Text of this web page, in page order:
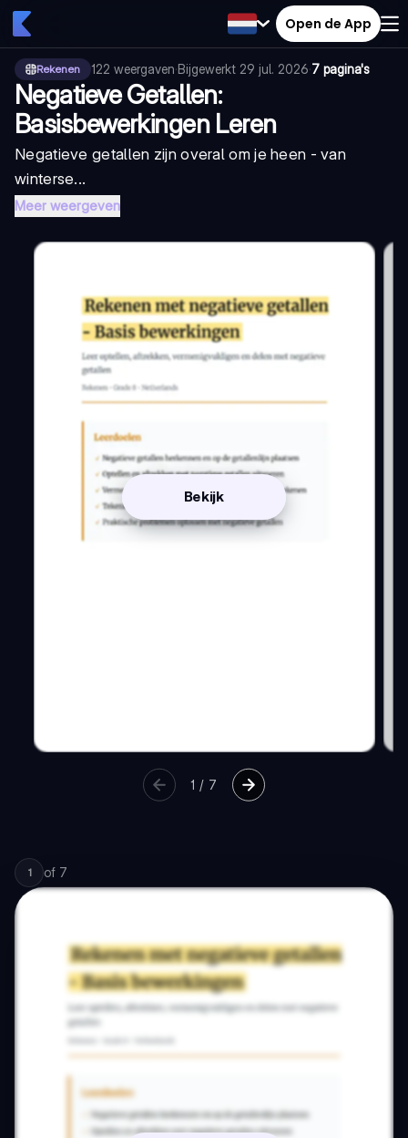
Open de App
Rekenen 122 weergaven·Bijgewerkt 29 jul. 2026·7 pagina's
Negatieve Getallen:
Basisbewerkingen Leren
Negatieve getallen zijn overal om je heen - van
winterse...
Meer weergeven
Bekijk
1 / 7
1 of 7